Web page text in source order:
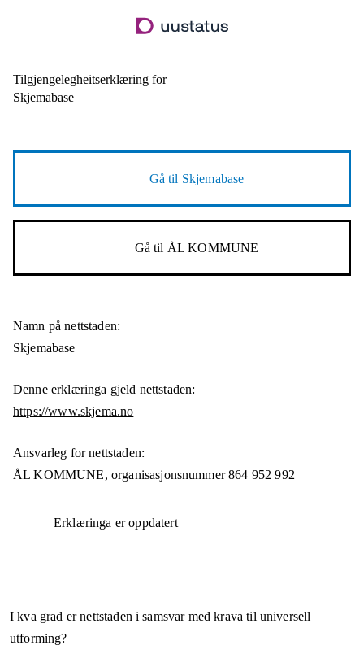
til
Tilgjengelegheitserklæring for
Skjemabase
Gå til Skjemabase
Gå til ÅL KOMMUNE
Namn på nettstaden:
Skjemabase
Denne erklæringa gjeld nettstaden:
https://www.skjema.no
Ansvarleg for nettstaden:
ÅL KOMMUNE, organisasjonsnummer 864 952 992
Erklæringa er oppdatert
I kva grad er nettstaden i samsvar med krava til universell
utforming?